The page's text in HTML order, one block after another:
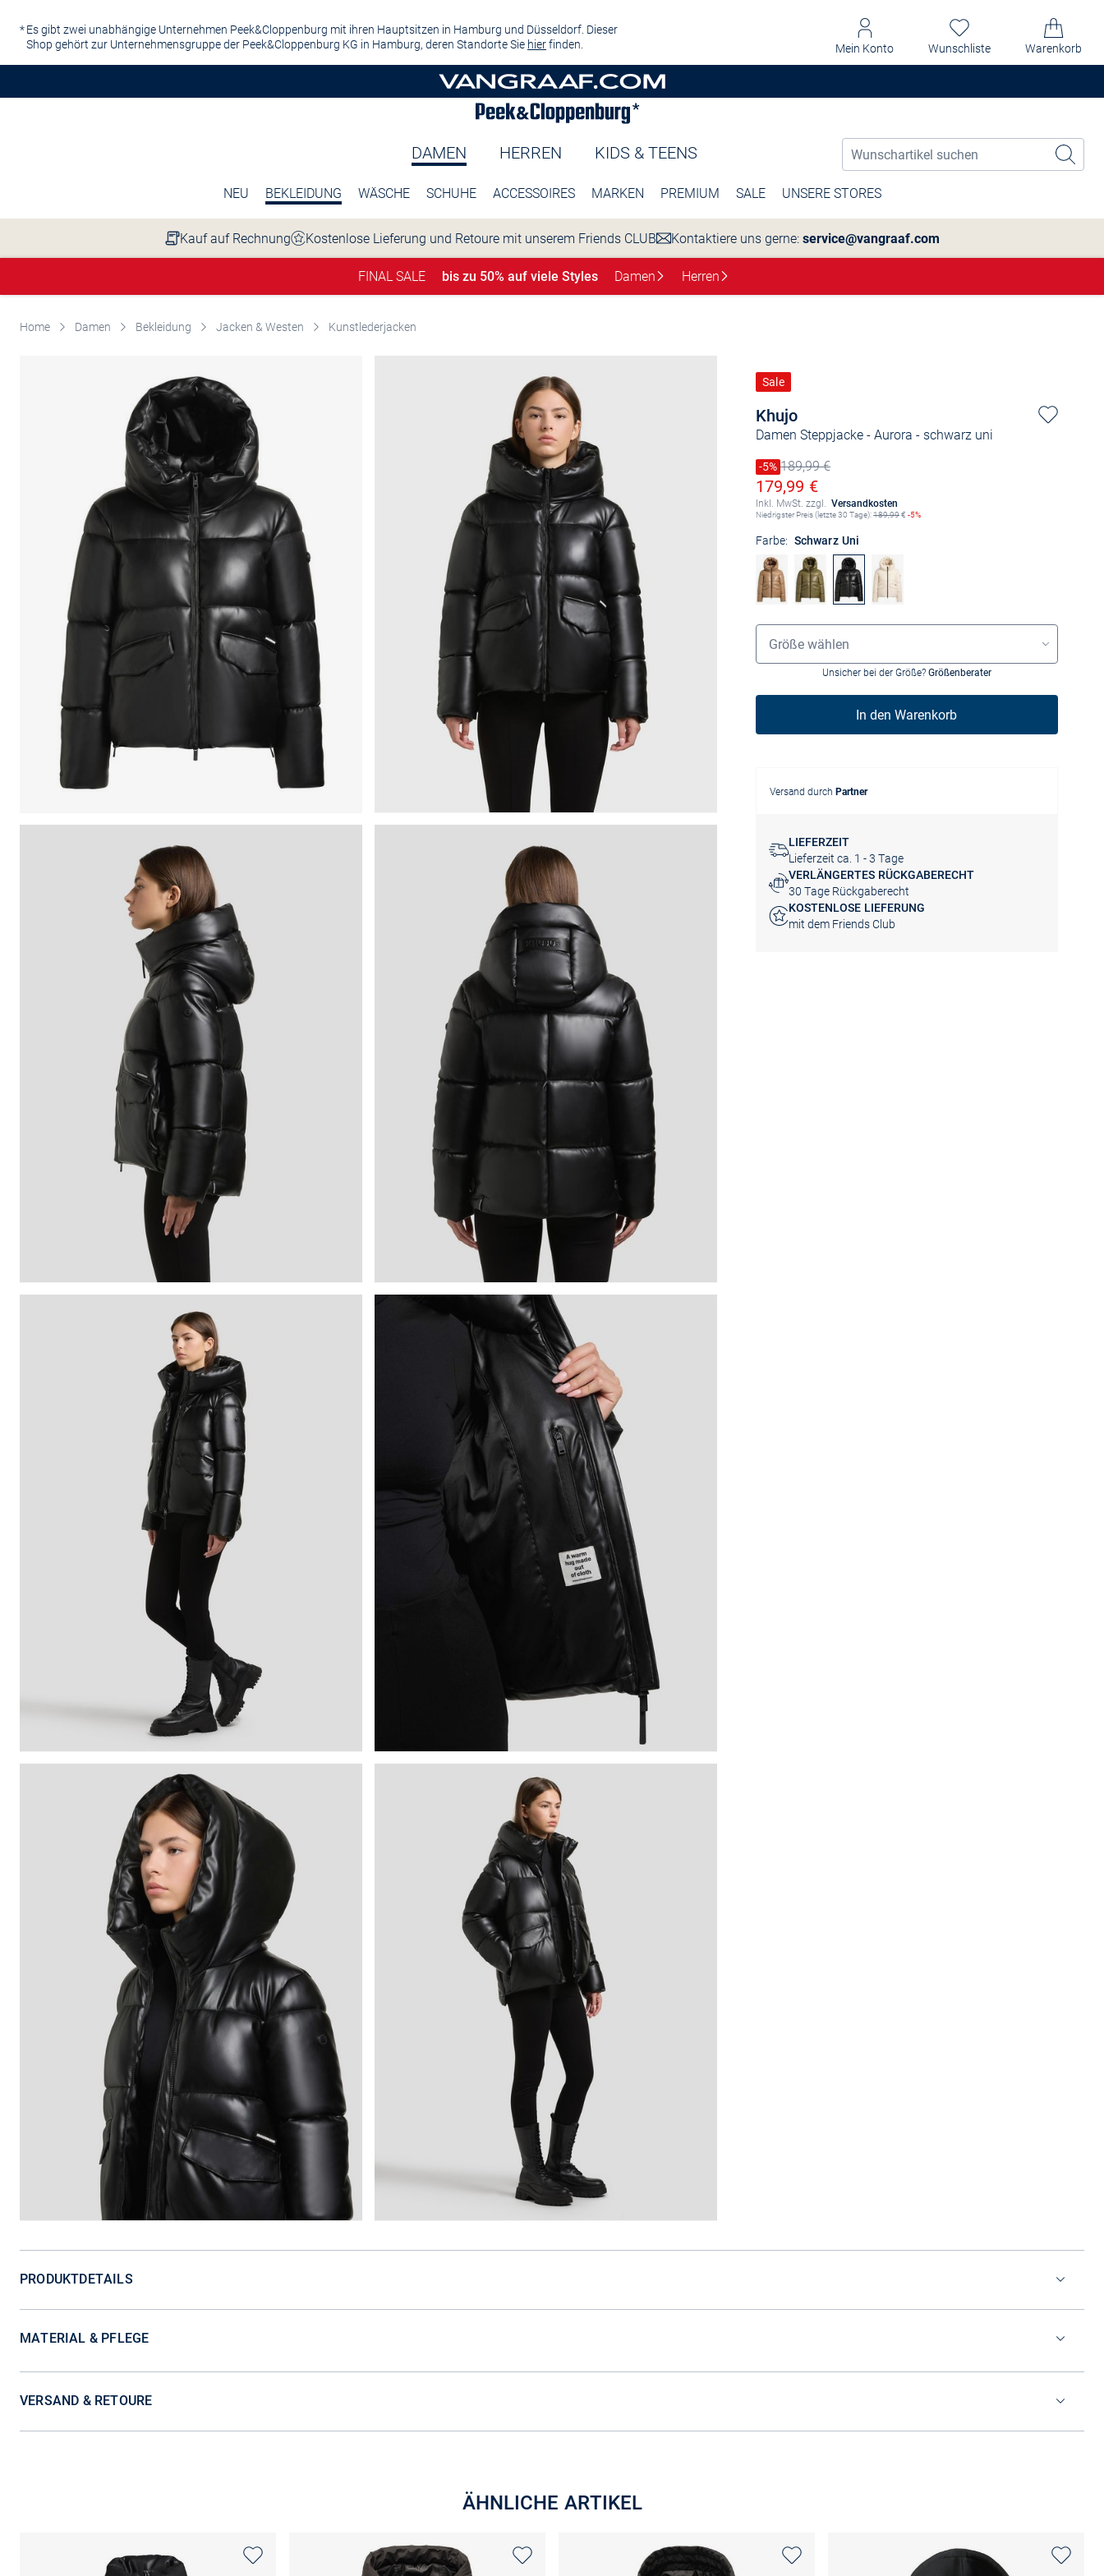
Es gibt zwei unabhängige Unternehmen Peek&Cloppenburg mit ihren Hauptsitzen in Hamburg und Düsseldorf. Dieser
Shop gehört zur Unternehmensgruppe der Peek&Cloppenburg KG in Hamburg, deren Standorte Sie hierfinden. Mein Konto Wunschliste Warenkorb
DAMEN HERREN KIDS & TEENS
NEU BEKLEIDUNG WÄSCHE SCHUHE ACCESSOIRES MARKEN PREMIUM SALE UNSERE STORES
Kauf auf Rechnung Kostenlose Lieferung und Retoure mit unserem Friends CLUB Kontaktiere uns gerne: service@vangraaf.com
FINAL SALE bis zu 50% auf viele Styles Damen Herren
Home Damen Bekleidung Jacken & Westen Kunstlederjacken
Khujo
Damen Steppjacke - Aurora - schwarz uni
Sale
Preis reduziert um
-5%
Alter Preis189,99 €
Ermäßigter Preis
179,99 €
Inkl. MwSt. zzgl. Versandkosten
Niedrigster Preis (letzte 30 Tage):189,99€ -5%
Farbe: Schwarz Uni
Größenauswahl
Größe wählen
Unsicher bei der Größe? Größenberater
In den Warenkorb
Versand durch Partner
LIEFERZEIT
Lieferzeit ca. 1 - 3 Tage
VERLÄNGERTES RÜCKGABERECHT
30 Tage Rückgaberecht
KOSTENLOSE LIEFERUNG
mit dem Friends Club
PRODUKTDETAILS
MATERIAL & PFLEGE
VERSAND & RETOURE
ÄHNLICHE ARTIKEL